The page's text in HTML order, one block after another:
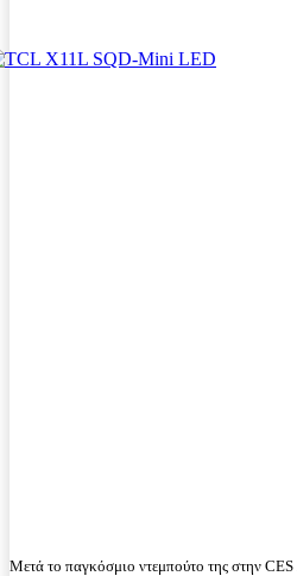
Μετά το παγκόσμιο ντεμπούτο της στην